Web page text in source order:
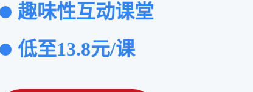
趣味性互动课堂
低至13.8元/课